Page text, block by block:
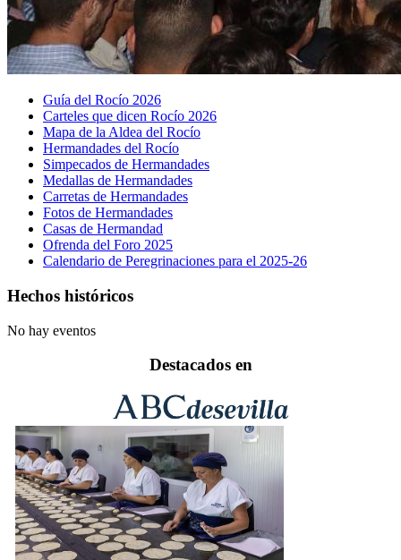
Guía del Rocío 2026
Carteles que dicen Rocío 2026
Mapa de la Aldea del Rocío
Hermandades del Rocío
Simpecados de Hermandades
Medallas de Hermandades
Carretas de Hermandades
Fotos de Hermandades
Casas de Hermandad
Ofrenda del Foro 2025
Calendario de Peregrinaciones para el 2025-26
Hechos históricos
No hay eventos
Destacados en